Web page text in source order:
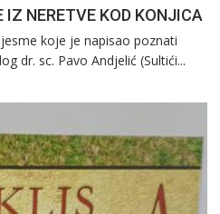
IZ NERETVE KOD KONJICA
koje je napisao poznati
dr. sc. Pavo Andjelić (Sultići...